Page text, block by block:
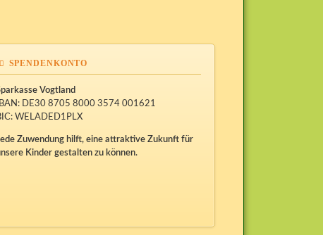
SPENDENKONTO
Vogtland
IBAN: DE30 8705 8000 3574 001621
WELADED1PLX
Zuwendung hilft, eine attraktive Zukunft für
Kinder gestalten zu können.